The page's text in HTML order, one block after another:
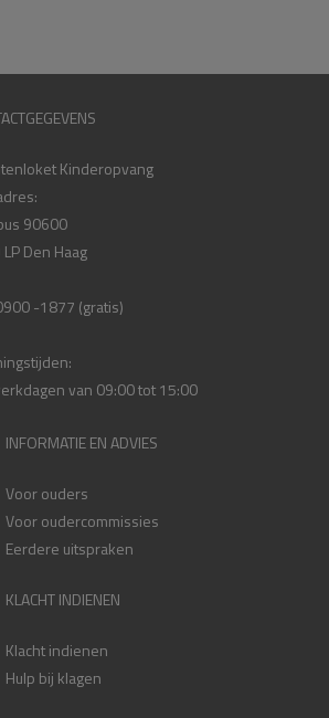
Kinderopvang
90600
Den Haag
-1877 (gratis)
van 09:00 tot 15:00
INFORMATIE EN ADVIES
Voor ouders
Voor oudercommissies
Eerdere uitspraken
KLACHT INDIENEN
Klacht indienen
Hulp bij klagen